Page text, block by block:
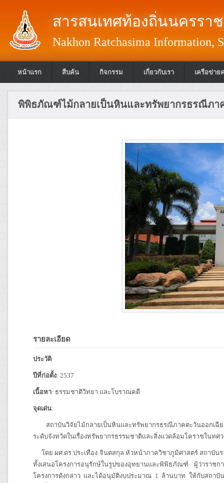
สารสนเทศท้องถิ่นนครรา
Nakhon Ratchasima Information,
หน้าแรก สืบค้น กิจกรรม เกี่ยวกับเรา เครือข่าย
พิพิธภัณฑ์ไม้กลายเป็นหินและทรัพยากรธรณีภา
รายละเอียด
ประวัติ
ปีที่ก่อตั้ง: 2537
เนื้อหา: ธรรมชาติวิทยา และโบราณคดี
จุดเด่น:
สถาบันวิจัยไม้กลายเป็นหินและทรัพยากรธรณีภาคตะวันออกเฉีย
ระดับจังหวัดในเรื่องทรัพยากรธรรมชาติและสิ่งแวดล้อมโคราชในท
โดย ผศ.ดร.ประเทือง จินตสกุล หัวหน้าภาควิชาภูมิศาสตร์ สถาบั
ทั้งเสนอโครงการอนุรักษ์ในรูปของอุทยานและพิพิธภัณฑ์ ผู้ว่ารา
โครงการดังกล่าว และได้อนุมัติงบประมาณ 1 ล้านบาท ให้กับสถ